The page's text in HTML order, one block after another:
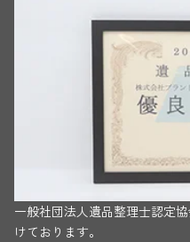
一般社団法人遺品整理士認定
けております。